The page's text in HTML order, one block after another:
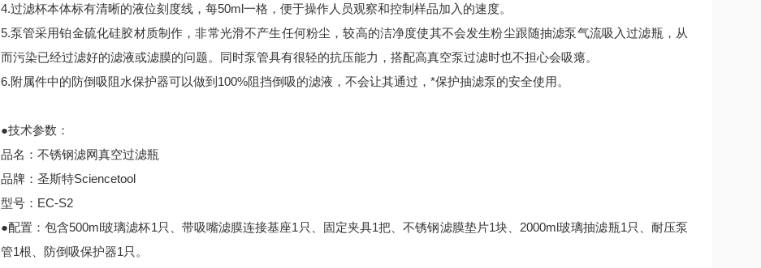
4.过滤杯本体标有清晰的液位刻度线，每50ml一格，便于操作人员观察和控制样品加入的速度。
5.泵管采用铂金硫化硅胶材质制作，非常光滑不产生任何粉尘，较高的洁净度使其不会发生粉尘跟随抽滤泵气流吸入过滤瓶，从
而污染已经过滤好的滤液或滤膜的问题。同时泵管具有很轻的抗压能力，搭配高真空泵过滤时也不担心会吸瘪。
6.附属件中的防倒吸阻水保护器可以做到100%阻挡倒吸的滤液，不会让其通过，*保护抽滤泵的安全使用。
●技术参数：
品名：不锈钢滤网真空过滤瓶
品牌：圣斯特Sciencetool
型号：EC-S2
●配置：包含500ml玻璃滤杯1只、带吸嘴滤膜连接基座1只、固定夹具1把、不锈钢滤膜垫片1块、2000ml玻璃抽滤瓶1只、耐压泵
管1根、防倒吸保护器1只。